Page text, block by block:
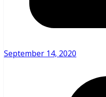
September 14, 2020